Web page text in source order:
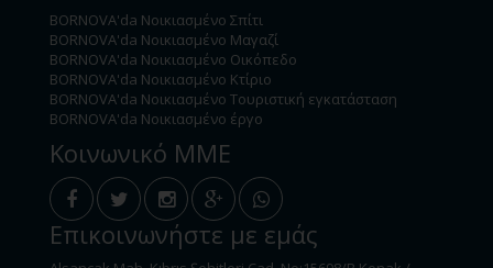
BORNOVA'da Νοικιασμένο Σπίτι
BORNOVA'da Νοικιασμένο Μαγαζί
BORNOVA'da Νοικιασμένο Οικόπεδο
BORNOVA'da Νοικιασμένο Κτίριο
BORNOVA'da Νοικιασμένο Τουριστική εγκατάσταση
BORNOVA'da Νοικιασμένο έργο
Κοινωνικό ΜΜΕ
Επικοινωνήστε με εμάς